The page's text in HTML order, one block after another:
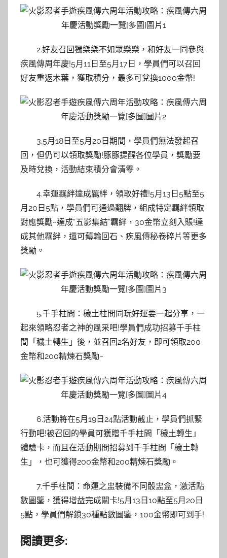
2.好友召回獨樂樂不如眾樂樂，和好友一同參與
疾風傳周年慶!5月11日至5月17日，學員們可以召回
好友重返木葉，獲取積分，最多可兌換1000金幣!
3.5月18日至5月20日期間，學員們無法發起召
回，但仍可以領取獎勵!豚豚提醒各位學員，獎勵要
及時兌換，活動結束積分會清零。
4.幸運羈絆達成羈絆，領取好禮!5月13日5點至5
月20日5點，學員們可通過翻牌，組成特定羈絆領取
對應獎勵~達成“五影集結”羈絆，30金幣立刻入賬!達
成其他羈絆，還可薅輪回石、疾風傳秘卷碎片等更多
獎勵。
5.千手柱間：穢土柱間同玩好運要一起分享，一
起來領略忍者之神的風采吧!學員們成功招募千手柱
間「穢土轉生」後，並召回2名好友，即可領取200
金幣和200精煉石獎勵~
6.活動將在5月19日24點活動截止，學員們抓緊
行動吧!被召回的學員可獲贈千手柱間「穢土轉生」
體驗卡，而且在活動期間招募到千手柱間「穢土轉
生」，也可獲得200金幣和200精煉石獎勵。
7.千手柱間：命運之盅裝備不同骰盅盒，激活點
數圖鑒，獲得增益完成關卡!5月13日10點至5月20日
5點，學員們解鎖30種點數圖鑒，100金幣即可到手!
閱讀更多: